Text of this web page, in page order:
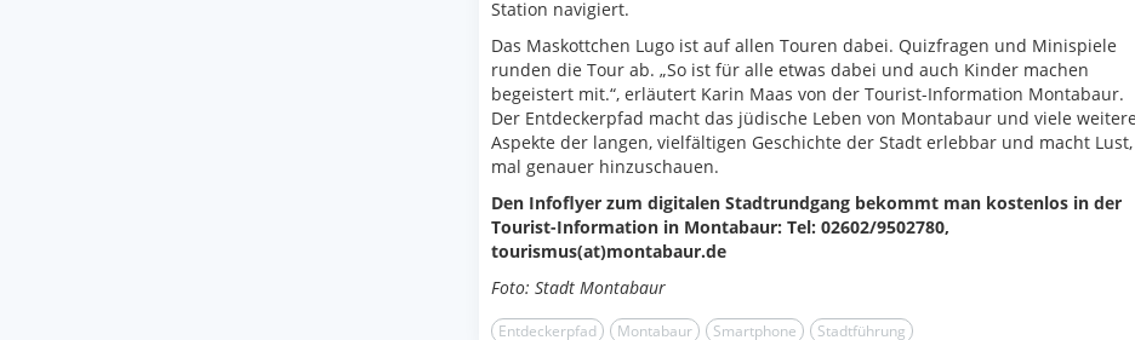
Station navigiert.
Das Maskottchen Lugo ist auf allen Touren dabei. Quizfragen und Minispiele
runden die Tour ab. „So ist für alle etwas dabei und auch Kinder machen
begeistert mit.“, erläutert Karin Maas von der Tourist-Information Montabaur.
Der Entdeckerpfad macht das jüdische Leben von Montabaur und viele weitere
Aspekte der langen, vielfältigen Geschichte der Stadt erlebbar und macht Lust,
mal genauer hinzuschauen.
Den Infoflyer zum digitalen Stadtrundgang bekommt man kostenlos in der
Tourist-Information in Montabaur: Tel: 02602/9502780,
tourismus(at)montabaur.de
Foto: Stadt Montabaur
Entdeckerpfad Montabaur Smartphone Stadtführung